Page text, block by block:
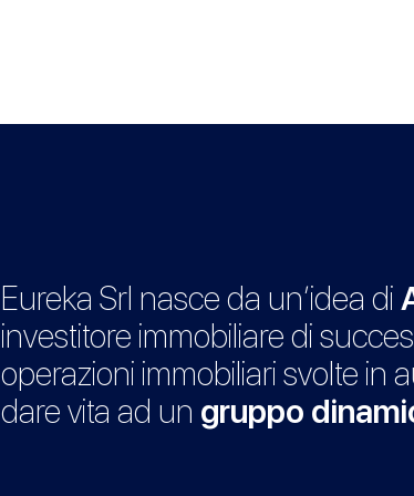
Eureka Srl nasce da un’idea di
investitore immobiliare di
operazioni immobiliari svolte in
dare vita ad un gruppo